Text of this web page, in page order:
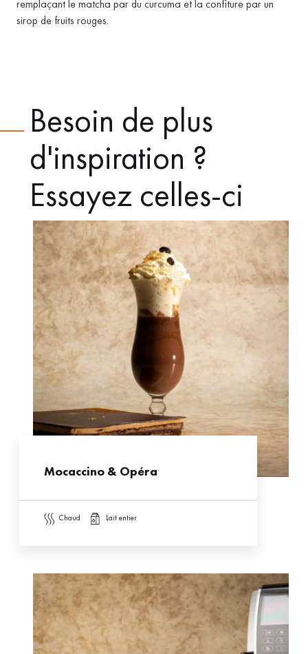
remplaçant le matcha par du curcuma et la confiture par un
sirop de fruits rouges.
Besoin de plus
d'inspiration ?
Essayez celles-ci
Mocaccino & Opéra
chaud lait entier